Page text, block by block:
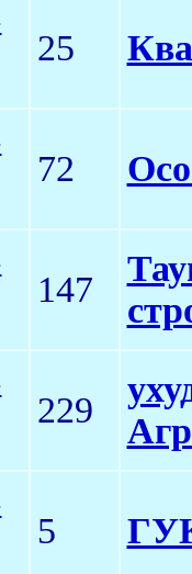
25
72
147
229
5